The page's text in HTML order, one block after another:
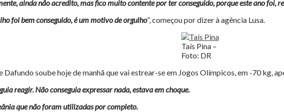
ainda não acredito, mas fico muito contente por ter conseguido, porque este ano foi,
foi bem conseguido, é um motivo de orgulho“, começou por dizer à agência Lusa.
Taís Pina –
Foto: DR
Dafundo soube hoje de manhã que vai estrear-se em Jogos Olímpicos, em -70 kg,
reagir. Não conseguia expressar nada, estava em choque.
que não foram utilizadas por completo.